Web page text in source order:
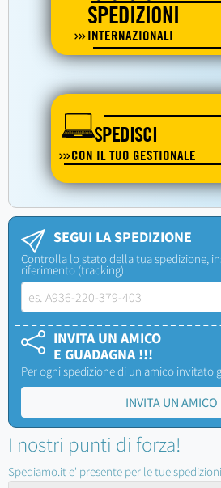
SPEDIZIONI
INTERNAZIONALI
SPEDISCI
CON IL TUO GESTIONALE
SEGUI LA SPEDIZIONE
Controlla lo stato della tua spedizione,
riferimento (tracking)
INVITA UN AMICO
E GUADAGNA !!!
Per ogni spedizione di un amico invitato
INVITA UN AMICO
I nostri punti di forza!
Spediamo.it e' presente per le tue